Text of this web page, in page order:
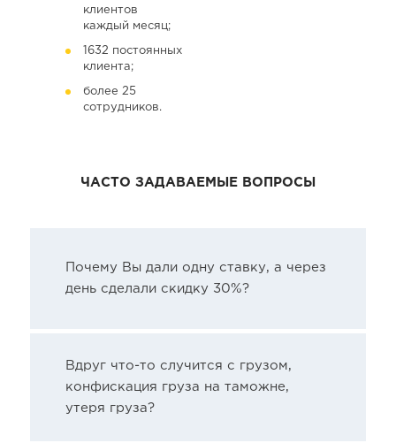
клиентов
каждый месяц;
1632 постоянных
клиента;
более 25
сотрудников.
ЧАСТО ЗАДАВАЕМЫЕ ВОПРОСЫ
Почему Вы дали одну ставку, а через
день сделали скидку 30%?
Вдруг что-то случится с грузом,
конфискация груза на таможне,
утеря груза?